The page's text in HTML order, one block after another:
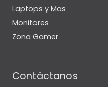
Laptops y Mas
Monitores
Zona Gamer
Contáctanos